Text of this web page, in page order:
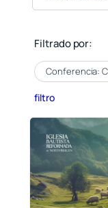
Filtrado por:
Conferencia:
filtro